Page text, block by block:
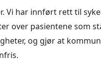
Vi har innført rett til
over pasientene som
og gjør at